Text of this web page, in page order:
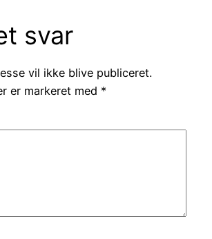
svar
vil ikke blive publiceret.
er markeret med *